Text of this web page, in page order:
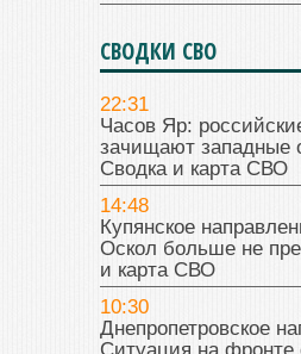
СВОДКИ СВО
22:31
Часов Яр:
зачищают западные
Сводка и карта СВО
14:48
Купянское
Оскол больше не
и карта СВО
10:30
Днепропетровское